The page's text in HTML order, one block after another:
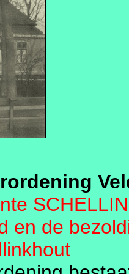
en de